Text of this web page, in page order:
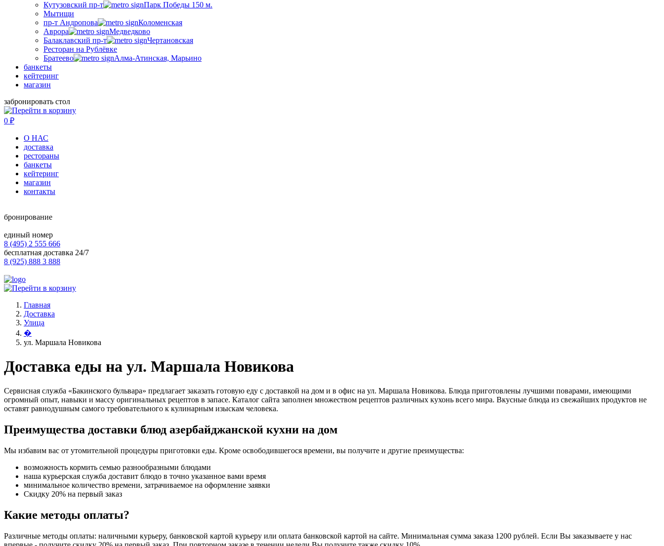
Кутузовский пр-т
Парк Победы 150 м.
Мытищи
пр-т Андропова
Коломенская
Аврора
Медведково
Балаклавский пр-т
Чертановская
Ресторан на Рублёвке
Братеево
Алма-Атинская, Марьино
банкеты
кейтеринг
магазин
забронировать стол
0 ₽
О НАС
доставка
рестораны
банкеты
кейтеринг
магазин
контакты
бронирование
единый номер
8 (495) 2 555 666
бесплатная доставка 24/7
8 (925) 888 3 888
Главная
Доставка
Улица
�
ул. Маршала Новикова
Доставка еды на ул. Маршала Новикова
Сервисная служба «Бакинского бульвара» предлагает заказать готовую еду с доставкой на дом и в офис на ул. Маршала Новикова. Блюда приготовлены лучшими поварами, имеющими
огромный опыт, навыки и массу оригинальных рецептов в запасе. Каталог сайта заполнен множеством рецептов различных кухонь всего мира. Вкусные блюда из свежайших продуктов не
оставят равнодушным самого требовательного к кулинарным изыскам человека.
Преимущества доставки блюд азербайджанской кухни на дом
Мы избавим вас от утомительной процедуры приготовки еды. Кроме освободившегося времени, вы получите и другие преимущества:
возможность кормить семью разнообразными блюдами
наша курьерская служба доставит блюдо в точно указанное вами время
минимальное количество времени, затрачиваемое на оформление заявки
Скидку 20% на первый заказ
Какие методы оплаты?
Различные методы оплаты: наличными курьеру, банковской картой курьеру или оплата банковской картой на сайте. Минимальная сумма заказа 1200 рублей. Если Вы заказываете у нас